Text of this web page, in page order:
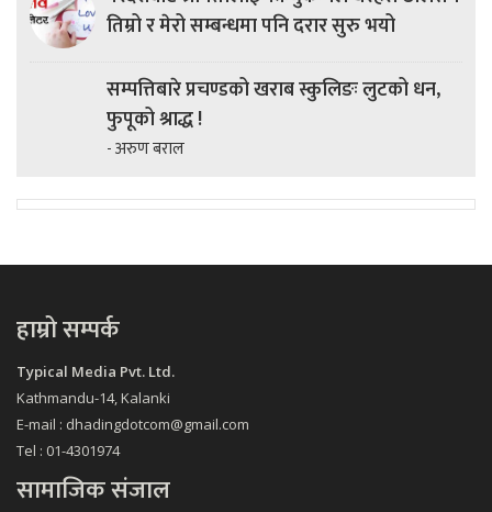
तिम्रो र मेरो सम्बन्धमा पनि दरार सुरु भयो
सम्पत्तिबारे प्रचण्डको खराब स्कुलिङः लुटको धन,
फुपूको श्राद्ध !
- अरुण बराल
हाम्रो सम्पर्क
Typical Media Pvt. Ltd.
Kathmandu-14, Kalanki
E-mail : dhadingdotcom@gmail.com
Tel : 01-4301974
सामाजिक संजाल